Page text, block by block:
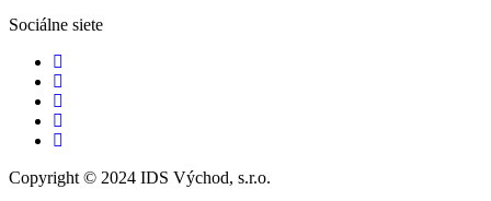
Sociálne siete
Copyright © 2024 IDS Východ, s.r.o.